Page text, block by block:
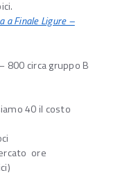
a Finale Ligure –
800 circa gruppo B
40 il costo
ore